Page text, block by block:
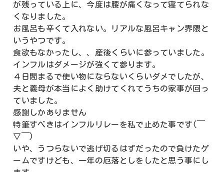
が残っている上に、今度は腰が痛くなって寝てられな
くなりました。
お風呂も辛くて入れない。リアルな風呂キャン界隈と
いうやつです。
食欲もなかったし、、産後くらいに参っていました。
インフルはダメージが強くて参ります。
４日間まるで使い物にならないくらいダメでしたが、
夫と義母が本当によく助けてくれてうちの家事が回っ
ていました。
感謝しかありません
特筆すべきはインフルリレーを私で止めた事です(￣
▽￣)
いや、うつらないで逃げ切るはずだったので負けたゲ
ームですけども、一年の厄落としをしたと思う事にし